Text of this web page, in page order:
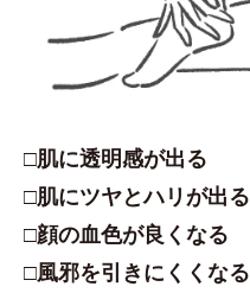
□肌に透明感が出る
□肌にツヤとハリが出る
□顔の血色が良くなる
□風邪を引きにくくなる